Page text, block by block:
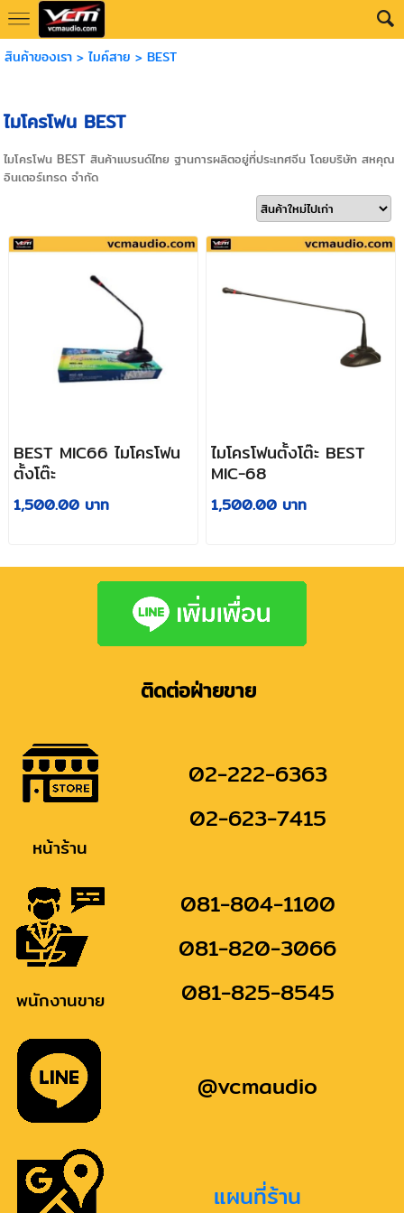
สินค้าของเรา> ไมค์สาย > BEST
ไมโครโฟน BEST
ไมโครโฟน BEST สินค้าแบรนด์ไทย ฐานการผลิตอยู่ที่ประเทศจีน โดยบริษัท สหคุณ
อินเตอร์เทรด จำกัด
BEST MIC66 ไมโครโฟน
ตั้งโต๊ะ
1,500.00 บาท
ไมโครโฟนตั้งโต๊ะ BEST
MIC-68
1,500.00 บาท
ติดต่อฝ่ายขาย
หน้าร้าน
02-222-6363
02-623-7415
พนักงานขาย
081-804-1100
081-820-3066
081-825-8545
@vcmaudio
แผนที่ร้าน